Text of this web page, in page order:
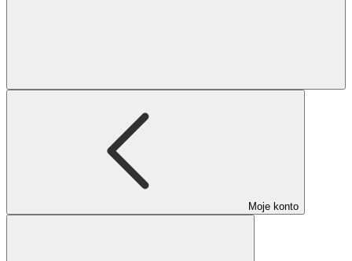
Moje konto